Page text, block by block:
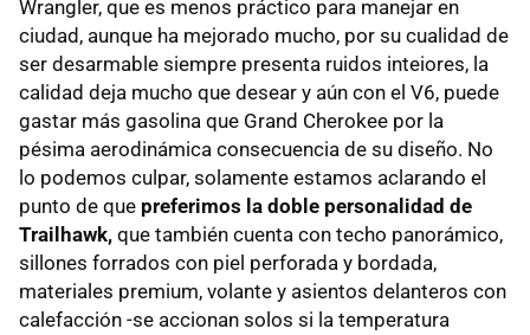
Wrangler, que es menos práctico para manejar en
ciudad, aunque ha mejorado mucho, por su cualidad de
ser desarmable siempre presenta ruidos inteiores, la
calidad deja mucho que desear y aún con el V6, puede
gastar más gasolina que Grand Cherokee por la
pésima aerodinámica consecuencia de su diseño. No
lo podemos culpar, solamente estamos aclarando el
punto de que preferimos la doble personalidad de
Trailhawk, que también cuenta con techo panorámico,
sillones forrados con piel perforada y bordada,
materiales premium, volante y asientos delanteros con
calefacción -se accionan solos si la temperatura